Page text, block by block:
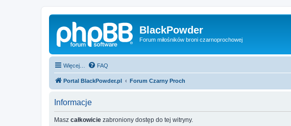
BlackPowder
Forum miłośników broni czarnoprochowej
Więcej… FAQ
Portal BlackPowder.pl Forum Czarny Proch
Informacje
Masz całkowicie zabroniony dostęp do tej witryny.